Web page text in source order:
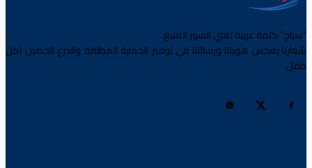
“سياج” كلمة عربية تعني السور المنيع.
شعارنا يعكس هويتنا ورسالتنا في توفير الحماية المطلقة والدرع الحصين لكل
طفل.